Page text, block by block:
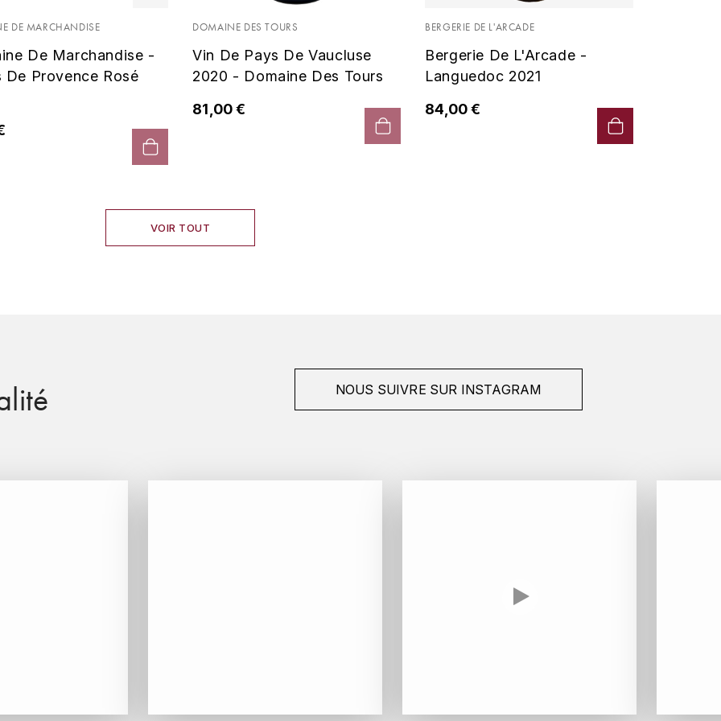
DE MARCHANDISE
De Marchandise -
De Provence Rosé
DOMAINE DES TOURS
Vin De Pays De Vaucluse
2020 - Domaine Des Tours
81,00 €
BERGERIE DE L'ARCADE
Bergerie De L'Arcade -
Languedoc 2021
84,00 €
VOIR TOUT
NOUS SUIVRE SUR INSTAGRAM